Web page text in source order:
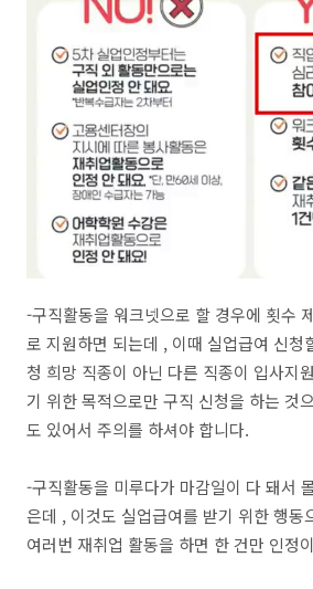
-구직활동을 워크넷으로 할 경우에 횟수
로 지원하면 되는데 , 이때 실업급여 신청
청 희망 직종이 아닌 다른 직종이 입사지
기 위한 목적으로만 구직 신청을 하는 것
도 있어서 주의를 하셔야 합니다.
-구직활동을 미루다가 마감일이 다 돼서
은데 , 이것도 실업급여를 받기 위한 행동
여러번 재취업 활동을 하면 한 건만 인정